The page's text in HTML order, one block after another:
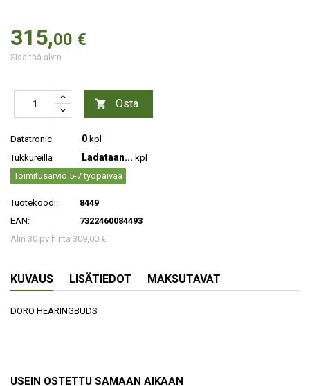
315,00 €
Sisältää alv:n
 Osta
Datatronic 0 kpl
Tukkureilla
Ladataan... kpl
Toimitusarvio 5-7 työpäivää
Tuotekoodi:
8449
EAN:
7322460084493
Alin 30 pv hinta 309,00 €
KUVAUS LISÄTIEDOT MAKSUTAVAT
DORO HEARINGBUDS
USEIN OSTETTU SAMAAN AIKAAN